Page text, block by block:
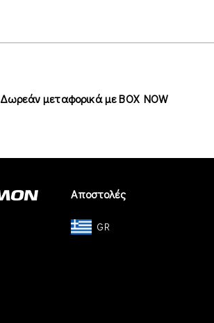
Δωρεάν μεταφορικά με BOX NOW
Αποστολές
GR